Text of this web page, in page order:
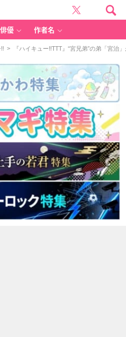
優 作者名
> 『ハイキュー!!TTT』“宮兄弟”の弟「宮治